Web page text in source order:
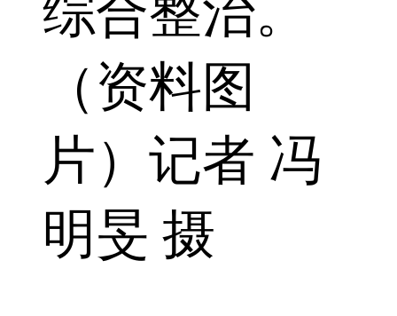
综合整治。
（资料图
片）记者 冯
明旻 摄